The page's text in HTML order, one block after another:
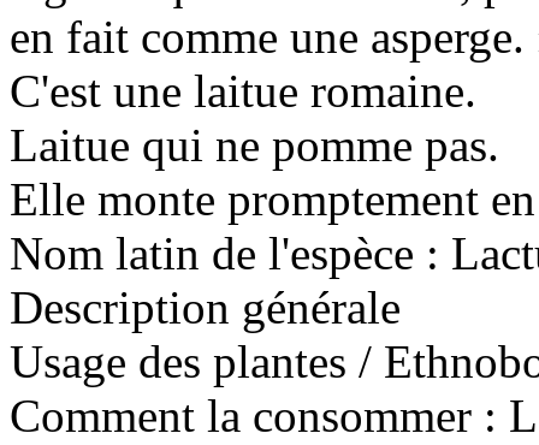
en fait comme une asperge.
C'est une laitue romaine.
Laitue qui ne pomme pas.
Elle monte promptement
Nom latin de l'espèce :
Description générale
Usage des plantes /
Comment la consommer :